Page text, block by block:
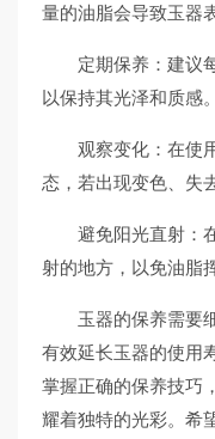
量的油脂会导致玉器
定期保养：建议
以保持其光泽和质感。
观察变化：在使
态，若出现变色、失
避免阳光直射：
射的地方，以免油脂
玉器的保养需要
有效延长玉器的使用
掌握正确的保养技巧
耀着独特的光彩。希